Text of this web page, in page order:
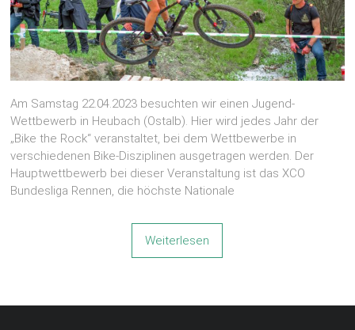
Am Samstag 22.04.2023 besuchten wir einen Jugend-
Wettbewerb in Heubach (Ostalb). Hier wird jedes Jahr der
„Bike the Rock“ veranstaltet, bei dem Wettbewerbe in
verschiedenen Bike-Disziplinen ausgetragen werden. Der
Hauptwettbewerb bei dieser Veranstaltung ist das XCO
Bundesliga Rennen, die höchste Nationale
Weiterlesen